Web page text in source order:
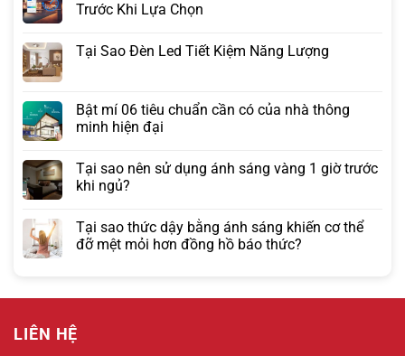
Trước Khi Lựa Chọn
Tại Sao Đèn Led Tiết Kiệm Năng Lượng
Bật mí 06 tiêu chuẩn cần có của nhà thông
minh hiện đại
Tại sao nên sử dụng ánh sáng vàng 1 giờ trước
khi ngủ?
Tại sao thức dậy bằng ánh sáng khiến cơ thể
đỡ mệt mỏi hơn đồng hồ báo thức?
LIÊN HỆ